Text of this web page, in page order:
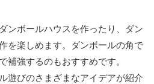
ンボールハウスを作ったり、ダン
を楽しめます。ダンボールの角で
補強するのもおすすめです。
遊びのさまざまなアイデアが紹介